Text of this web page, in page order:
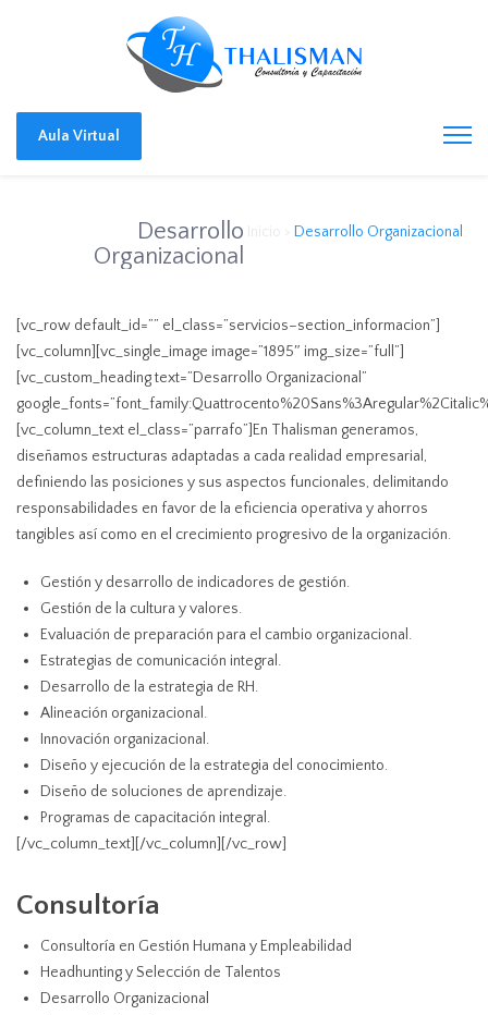
Aula Virtual
Desarrollo
Organizacional
Desarrollo Organizacional
[vc_row default_id=”” el_class=”servicios–section_informacion”]
[vc_column][vc_single_image image=”1895″ img_size=”full”]
[vc_custom_heading text=”Desarrollo Organizacional”
[vc_column_text el_class=”parrafo”]En Thalisman generamos,
diseñamos estructuras adaptadas a cada realidad empresarial,
definiendo las posiciones y sus aspectos funcionales, delimitando
responsabilidades en favor de la eficiencia operativa y ahorros
tangibles así como en el crecimiento progresivo de la organización.
Gestión y desarrollo de indicadores de gestión.
Gestión de la cultura y valores.
Evaluación de preparación para el cambio organizacional.
Estrategias de comunicación integral.
Desarrollo de la estrategia de RH.
Alineación organizacional.
Innovación organizacional.
Diseño y ejecución de la estrategia del conocimiento.
Diseño de soluciones de aprendizaje.
Programas de capacitación integral.
[/vc_column_text][/vc_column][/vc_row]
Consultoría
Consultoría en Gestión Humana y Empleabilidad
Headhunting y Selección de Talentos
Desarrollo Organizacional